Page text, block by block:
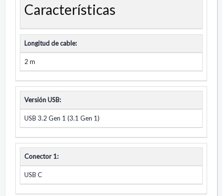
Características
Longitud de cable:
2 m
Versión USB:
USB 3.2 Gen 1 (3.1 Gen 1)
Conector 1:
USB C